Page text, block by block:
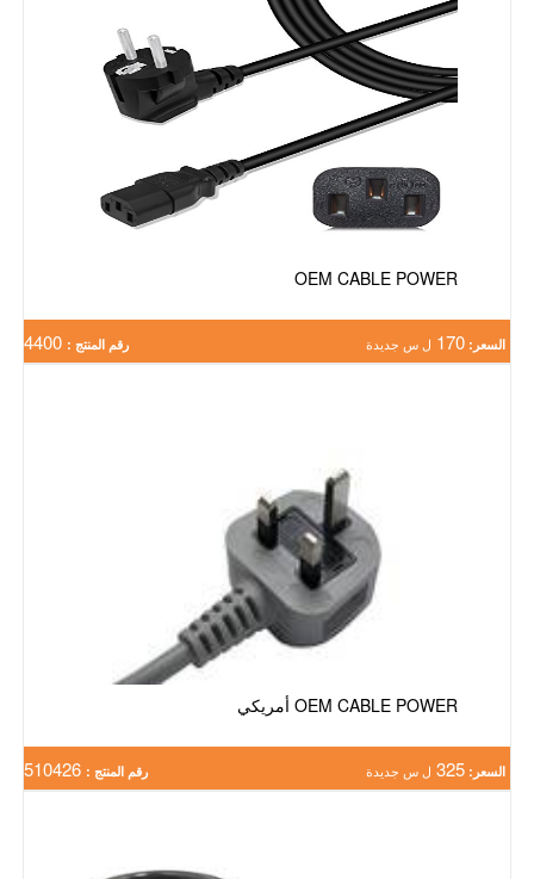
OEM CABLE POWER
السعر: 170 ل س جديدة رقم المنتج :
OEM CABLE POWER أمريكي
السعر: 325 ل س جديدة رقم المنتج :